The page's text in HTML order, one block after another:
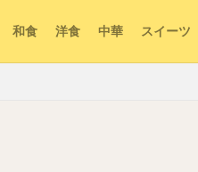
和食 洋食 中華 スイーツ